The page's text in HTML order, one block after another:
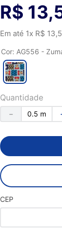
R$ 13,
Em até 1x R$ 13,
Cor: AG556 -
Quantidade
－
CEP